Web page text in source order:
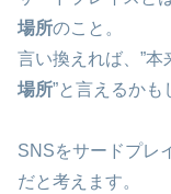
場所のこと。
言い換えれば、”本
場所”と言えるかも
SNSをサードプレ
だと考えます。